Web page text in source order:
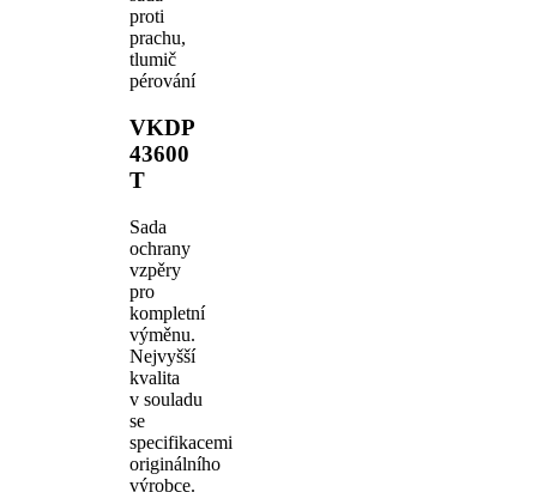
proti
prachu,
tlumič
pérování
VKDP
43600
T
Sada
ochrany
vzpěry
pro
kompletní
výměnu.
Nejvyšší
kvalita
v souladu
se
specifikacemi
originálního
výrobce.